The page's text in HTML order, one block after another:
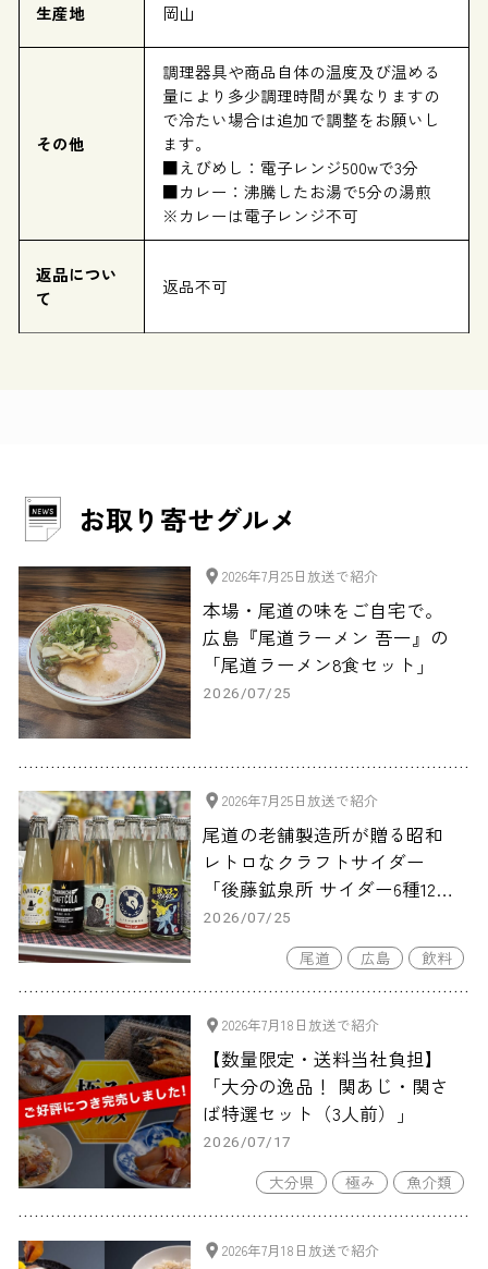
生産地 岡山
その他
調理器具や商品自体の温度及び温める
量により多少調理時間が異なりますの
で冷たい場合は追加で調整をお願いし
ます。
■えびめし：電子レンジ500wで3分
■カレー：沸騰したお湯で5分の湯煎
※カレーは電子レンジ不可
返品につい
て
返品不可
お取り寄せグルメ
2026年7月25日放送で紹介
本場・尾道の味をご自宅で。
広島『尾道ラーメン 吾一』の
「尾道ラーメン8食セット」
2026/07/25
2026年7月25日放送で紹介
尾道の老舗製造所が贈る昭和
レトロなクラフトサイダー
「後藤鉱泉所 サイダー6種12本
旅サラダマルシェオリジナル
2026/07/25
尾道 広島 飲料
2026年7月18日放送で紹介
【数量限定・送料当社負担】
「大分の逸品！ 関あじ・関さ
ば特選セット（3人前）」
2026/07/17
大分県 極み 魚介類
2026年7月18日放送で紹介